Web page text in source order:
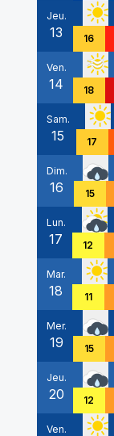
Jeu.
13 16
Ven.
14 18
Sam.
15 17
Dim.
16 15
Lun.
17 12
Mar.
18 11
Mer.
19 15
Jeu.
20 12
Ven.